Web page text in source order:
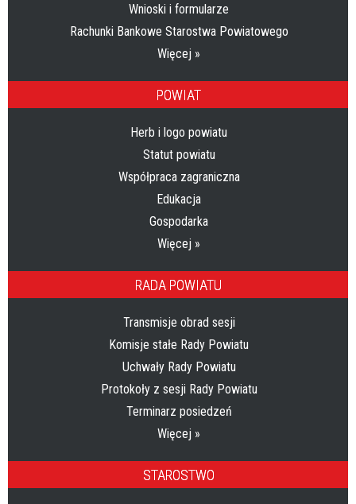
Wnioski i formularze
Rachunki Bankowe Starostwa Powiatowego
Więcej »
POWIAT
Herb i logo powiatu
Statut powiatu
Współpraca zagraniczna
Edukacja
Gospodarka
Więcej »
RADA POWIATU
Transmisje obrad sesji
Komisje stałe Rady Powiatu
Uchwały Rady Powiatu
Protokoły z sesji Rady Powiatu
Terminarz posiedzeń
Więcej »
STAROSTWO